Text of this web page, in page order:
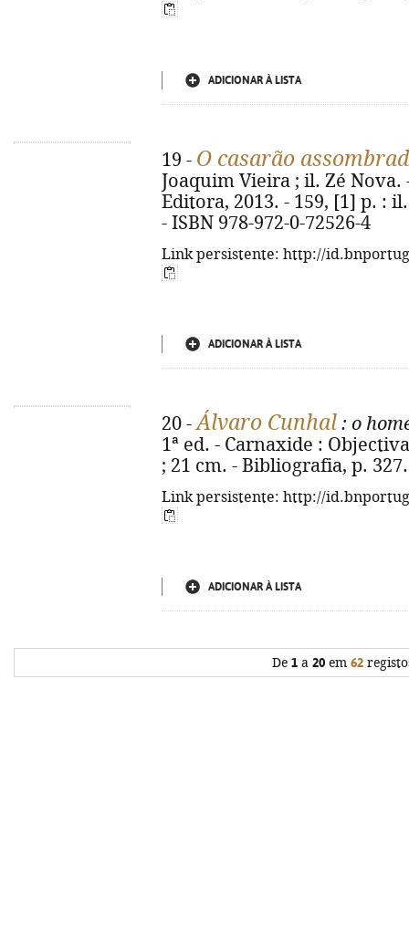
ADICIONAR À LISTA
19 - O casarão
Joaquim Vieira ; il. Zé Nova.
Editora, 2013. - 159, [1] p. :
- ISBN 978-972-0-72526-4
Link persistente: http://
ADICIONAR À LISTA
20 -Álvaro Cunhal : o
1ª ed. - Carnaxide :
; 21 cm. - Bibliografia, p.
Link persistente: http://
ADICIONAR À LISTA
De 1a 20em 62